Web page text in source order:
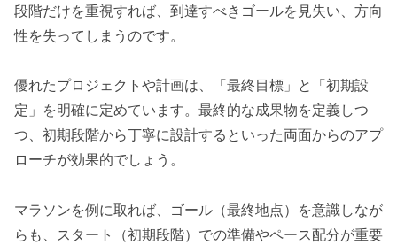
段階だけを重視すれば、到達すべきゴールを見失い、方向
性を失ってしまうのです。
優れたプロジェクトや計画は、「最終目標」と「初期設
定」を明確に定めています。最終的な成果物を定義しつ
つ、初期段階から丁寧に設計するといった両面からのアプ
ローチが効果的でしょう。
マラソンを例に取れば、ゴール（最終地点）を意識しなが
らも、スタート（初期段階）での準備やペース配分が重要